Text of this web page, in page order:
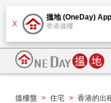
X
搵地 (OneDay) App
香港搵樓
搵樓盤 > 住宅 > 香港的出